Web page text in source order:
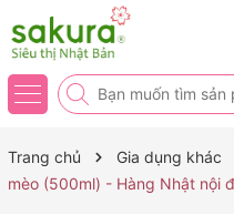
Trang chủ Gia dụng khác
mèo (500ml) - Hàng Nhật nội